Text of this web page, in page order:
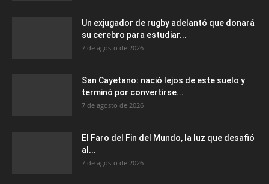
Un exjugador de rugby adelantó que donará
su cerebro para estudiar...
7 de agosto de 2026
San Cayetano: nació lejos de este suelo y
terminó por convertirse...
7 de agosto de 2026
El Faro del Fin del Mundo, la luz que desafió
al...
7 de agosto de 2026